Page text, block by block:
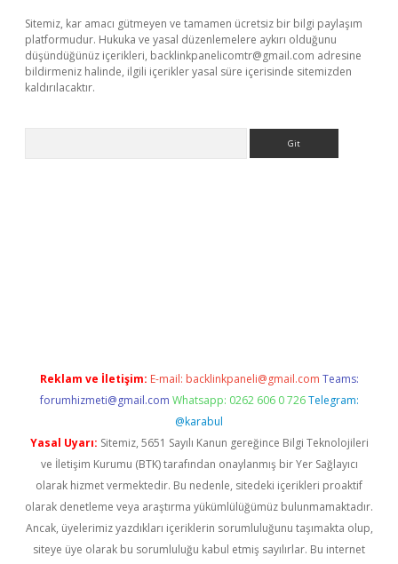
Sitemiz, kar amacı gütmeyen ve tamamen ücretsiz bir bilgi paylaşım
platformudur. Hukuka ve yasal düzenlemelere aykırı olduğunu
düşündüğünüz içerikleri, backlinkpanelicomtr@gmail.com adresine
bildirmeniz halinde, ilgili içerikler yasal süre içerisinde sitemizden
kaldırılacaktır.
Reklam ve İletişim: E-mail: backlinkpaneli@gmail.com Teams:
forumhizmeti@gmail.com Whatsapp: 0262 606 0 726 Telegram:
@karabul
Yasal Uyarı: Sitemiz, 5651 Sayılı Kanun gereğince Bilgi Teknolojileri
ve İletişim Kurumu (BTK) tarafından onaylanmış bir Yer Sağlayıcı
olarak hizmet vermektedir. Bu nedenle, sitedeki içerikleri proaktif
olarak denetleme veya araştırma yükümlülüğümüz bulunmamaktadır.
Ancak, üyelerimiz yazdıkları içeriklerin sorumluluğunu taşımakta olup,
siteye üye olarak bu sorumluluğu kabul etmiş sayılırlar. Bu internet